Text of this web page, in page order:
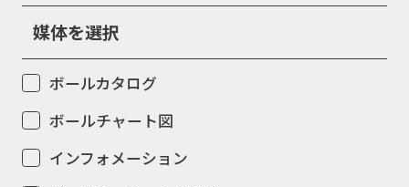
会社概要
媒体を選択
ボールカタログ
ボールチャート図
インフォメーション